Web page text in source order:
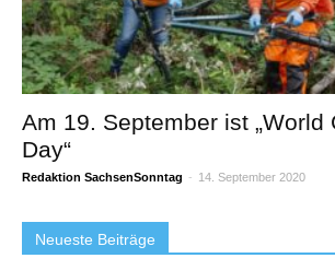
Am 19. September ist „World
Day“
Redaktion SachsenSonntag - 14. September 2020
Neueste Beiträge